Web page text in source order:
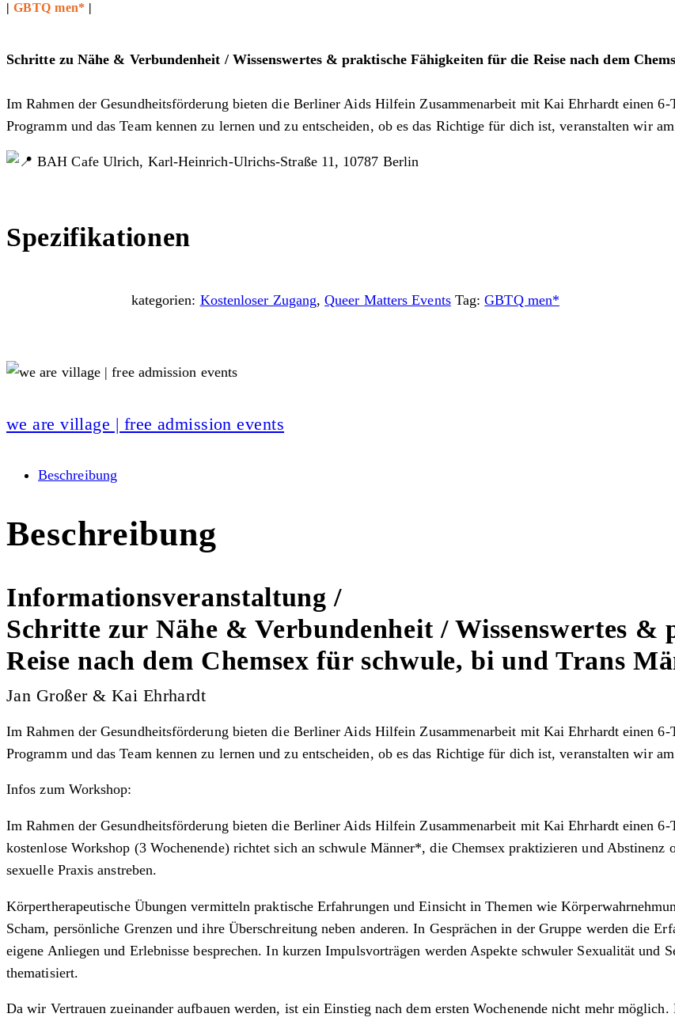
| GBTQ men* |
Schritte zu Nähe & Verbundenheit / Wissenswertes & praktische Fähigkeiten für die Reise nach dem
Im Rahmen der Gesundheitsförderung bieten die Berliner Aids Hilfein Zusammenarbeit mit Kai Ehrhardt einen
Programm und das Team kennen zu lernen und zu entscheiden, ob es das Richtige für dich ist, veranstalten wir
BAH Cafe Ulrich, Karl-Heinrich-Ulrichs-Straße 11, 10787 Berlin
Spezifikationen
kategorien: Kostenloser Zugang,Queer Matters Events Tag: GBTQ men*
we are village | free admission events
Beschreibung
Beschreibung
Informationsveranstaltung /
Schritte zur Nähe & Verbundenheit / Wissenswertes
Reise nach dem Chemsex für schwule, bi und Trans
Jan Großer & Kai Ehrhardt
Im Rahmen der Gesundheitsförderung bieten die Berliner Aids Hilfein Zusammenarbeit mit Kai Ehrhardt einen
Programm und das Team kennen zu lernen und zu entscheiden, ob es das Richtige für dich ist, veranstalten wir
Infos zum Workshop:
Im Rahmen der Gesundheitsförderung bieten die Berliner Aids Hilfein Zusammenarbeit mit Kai Ehrhardt einen
kostenlose Workshop (3 Wochenende) richtet sich an schwule Männer*, die Chemsex praktizieren und
sexuelle Praxis anstreben.
Körpertherapeutische Übungen vermitteln praktische Erfahrungen und Einsicht in Themen wie
Scham, persönliche Grenzen und ihre Überschreitung neben anderen. In Gesprächen in der Gruppe werden die
eigene Anliegen und Erlebnisse besprechen. In kurzen Impulsvorträgen werden Aspekte schwuler Sexualität und
thematisiert.
Da wir Vertrauen zueinander aufbauen werden, ist ein Einstieg nach dem ersten Wochenende nicht mehr